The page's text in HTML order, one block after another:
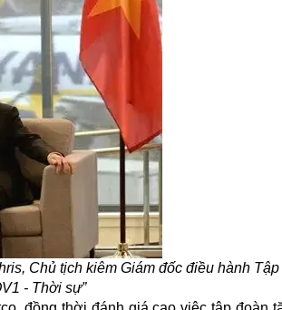
Chủ tịch kiêm Giám đốc điều hành
- Thời sự”